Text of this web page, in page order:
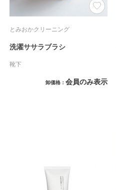
とみおかクリーニング
洗濯ササラブラシ
靴下
卸価格 会員のみ表示